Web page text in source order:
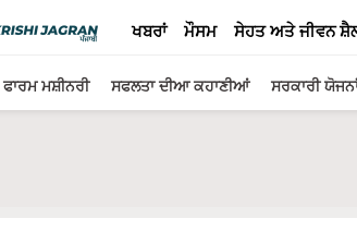
ਖਬਰਾਂ ਮੌਸਮ ਸੇਹਤ ਅਤੇ ਜੀਵਨ
ਫਾਰਮ ਮਸ਼ੀਨਰੀ ਸਫਲਤਾ ਦੀਆ ਕਹਾਣੀਆਂ ਸਰਕਾਰੀ